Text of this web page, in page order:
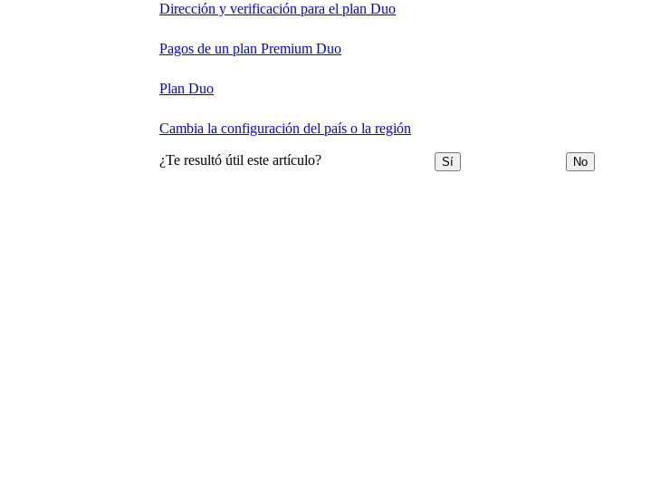
Dirección y verificación para el plan Duo
Pagos de un plan Premium Duo
Plan Duo
Cambia la configuración del país o la región
¿Te resultó útil este artículo? Sí No